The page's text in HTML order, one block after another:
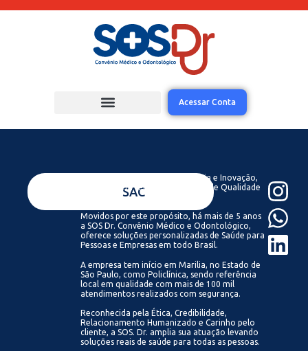
Acessar Conta
VENDASSAC
Acreditamos que com Tecnologia e Inovação,
todos podem ter acesso a Saúde de Qualidade
Movidos por este propósito, há mais de 5 anos
a SOS Dr. Convênio Médico e Odontológico,
oferece soluções personalizadas de Saúde para
Pessoas e Empresas em todo Brasil.
A empresa tem início em Marilia, no Estado de
São Paulo, como Policlínica, sendo referência
local em qualidade com mais de 100 mil
atendimentos realizados com segurança.
Reconhecida pela Ética, Credibilidade,
Relacionamento Humanizado e Carinho pelo
cliente, a SOS. Dr. amplia sua atuação levando
soluções reais de saúde para todas as pessoas.